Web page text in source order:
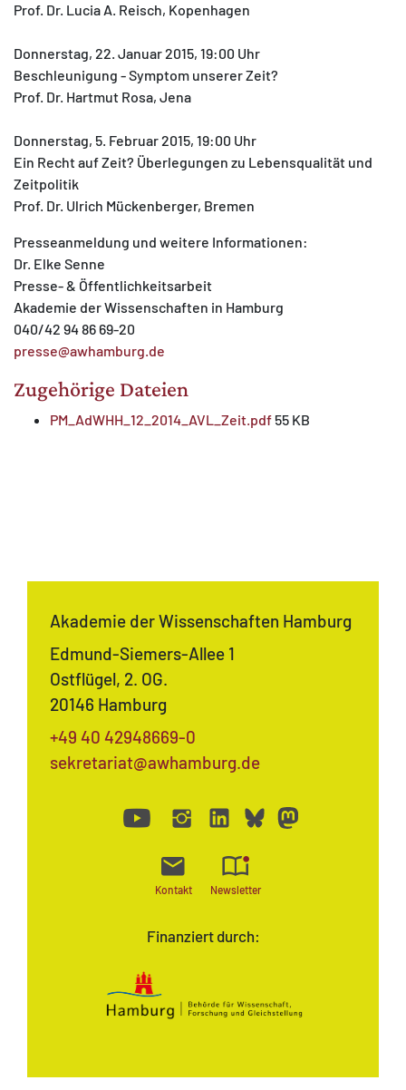
Prof. Dr. Lucia A. Reisch, Kopenhagen
Donnerstag, 22. Januar 2015, 19:00 Uhr
Beschleunigung - Symptom unserer Zeit?
Prof. Dr. Hartmut Rosa, Jena
Donnerstag, 5. Februar 2015, 19:00 Uhr
Ein Recht auf Zeit? Überlegungen zu Lebensqualität und
Zeitpolitik
Prof. Dr. Ulrich Mückenberger, Bremen
Presseanmeldung und weitere Informationen:
Dr. Elke Senne
Presse- & Öffentlichkeitsarbeit
Akademie der Wissenschaften in Hamburg
040/42 94 86 69-20
presse@awhamburg.de
Zugehörige Dateien
PM_AdWHH_12_2014_AVL_Zeit.pdf 55 KB
Finanziert durch:
Akademie der Wissenschaften Hamburg
Edmund-Siemers-Allee 1
Ostflügel, 2. OG.
20146 Hamburg
+49 40 42948669-0
sekretariat@awhamburg.de
Kontakt Newsletter